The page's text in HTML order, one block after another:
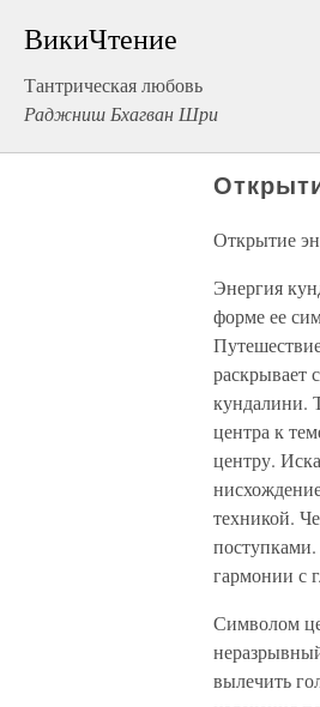
ВикиЧтение
Тантрическая любовь
Раджниш Бхагван Шри
Открытие
Энергия
форме ее
раскрывает
кундалини.
центра к
центру.
техникой.
гармонии с
Символом
вылечить